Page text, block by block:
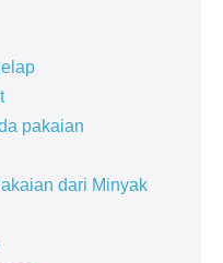
pakaian
dari Minyak